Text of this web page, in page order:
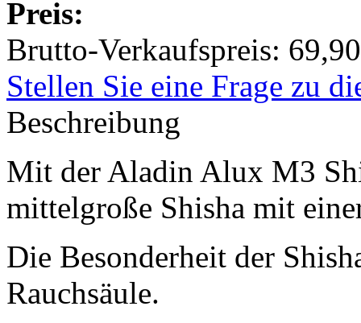
Preis:
Brutto-Verkaufspreis:
Stellen Sie eine Frage zu
Beschreibung
Mit der Aladin Alux M3
mittelgroße Shisha mit
Die Besonderheit der
Rauchsäule.